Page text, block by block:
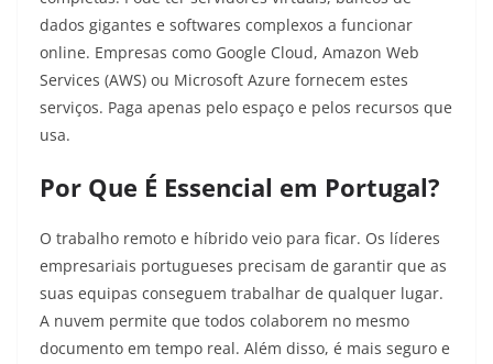
dados gigantes e softwares complexos a funcionar
online. Empresas como Google Cloud, Amazon Web
Services (AWS) ou Microsoft Azure fornecem estes
serviços. Paga apenas pelo espaço e pelos recursos que
usa.
Por Que É Essencial em Portugal?
O trabalho remoto e híbrido veio para ficar. Os líderes
empresariais portugueses precisam de garantir que as
suas equipas conseguem trabalhar de qualquer lugar.
A nuvem permite que todos colaborem no mesmo
documento em tempo real. Além disso, é mais seguro e